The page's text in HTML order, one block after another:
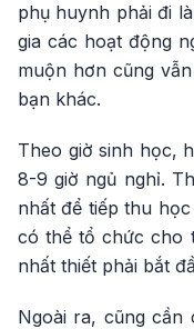
phụ huynh phải đi
gia các hoạt động
muộn hơn cũng
bạn khác.
Theo giờ sinh học,
8-9 giờ ngủ nghỉ.
nhất để tiếp thu
có thể tổ chức cho
nhất thiết phải bắt
Ngoài ra, cũng cần